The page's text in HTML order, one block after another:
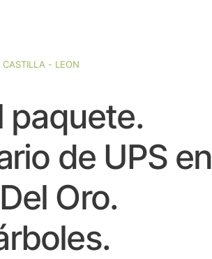
CASTILLA - LEON
paquete.
de UPS en
Oro.